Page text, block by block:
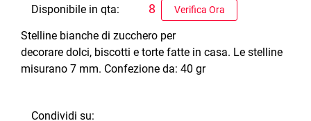
Disponibile in qta:
Verifica Ora
8
Stelline bianche di zucchero per
decorare dolci, biscotti e torte fatte in casa. Le stelline
misurano 7 mm. Confezione da: 40 gr
Condividi su: